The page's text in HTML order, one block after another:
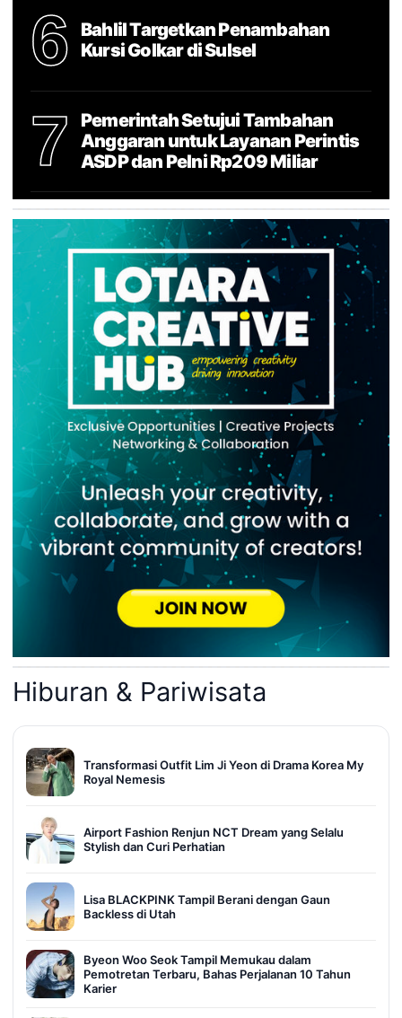
6
Bahlil Targetkan Penambahan
Kursi Golkar di Sulsel
7
Pemerintah Setujui Tambahan
Anggaran untuk Layanan Perintis
ASDP dan Pelni Rp209 Miliar
Hiburan & Pariwisata
Transformasi Outfit Lim Ji Yeon di Drama Korea My
Royal Nemesis
Airport Fashion Renjun NCT Dream yang Selalu
Stylish dan Curi Perhatian
Lisa BLACKPINK Tampil Berani dengan Gaun
Backless di Utah
Byeon Woo Seok Tampil Memukau dalam
Pemotretan Terbaru, Bahas Perjalanan 10 Tahun
Karier